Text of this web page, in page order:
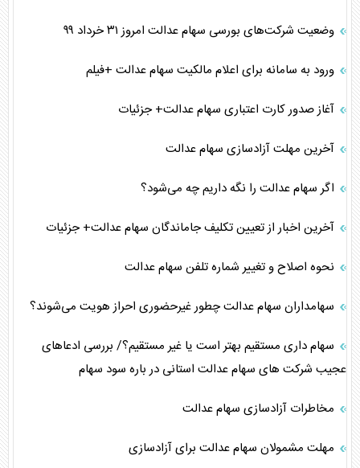
وضعیت شرکت‌های بورسی سهام عدالت امروز ۳۱ خرداد ۹۹
ورود به سامانه برای اعلام مالکیت سهام عدالت +فیلم
آغاز صدور کارت اعتباری سهام عدالت+ جزئیات
آخرین مهلت آزادسازی سهام عدالت
اگر سهام عدالت را نگه داریم چه می‌شود؟
آخرین اخبار از تعیین تکلیف جاماندگان سهام عدالت+ جزئیات
نحوه اصلاح و تغییر شماره تلفن سهام عدالت
سهامداران سهام عدالت چطور غیرحضوری احراز هویت می‌شوند؟
سهام داری مستقیم بهتر است یا غیر مستقیم؟/ بررسی ادعاهای
عجیب شرکت های سهام عدالت استانی در باره سود سهام
مخاطرات آزادسازی سهام عدالت
مهلت مشمولان سهام عدالت برای آزادسازی